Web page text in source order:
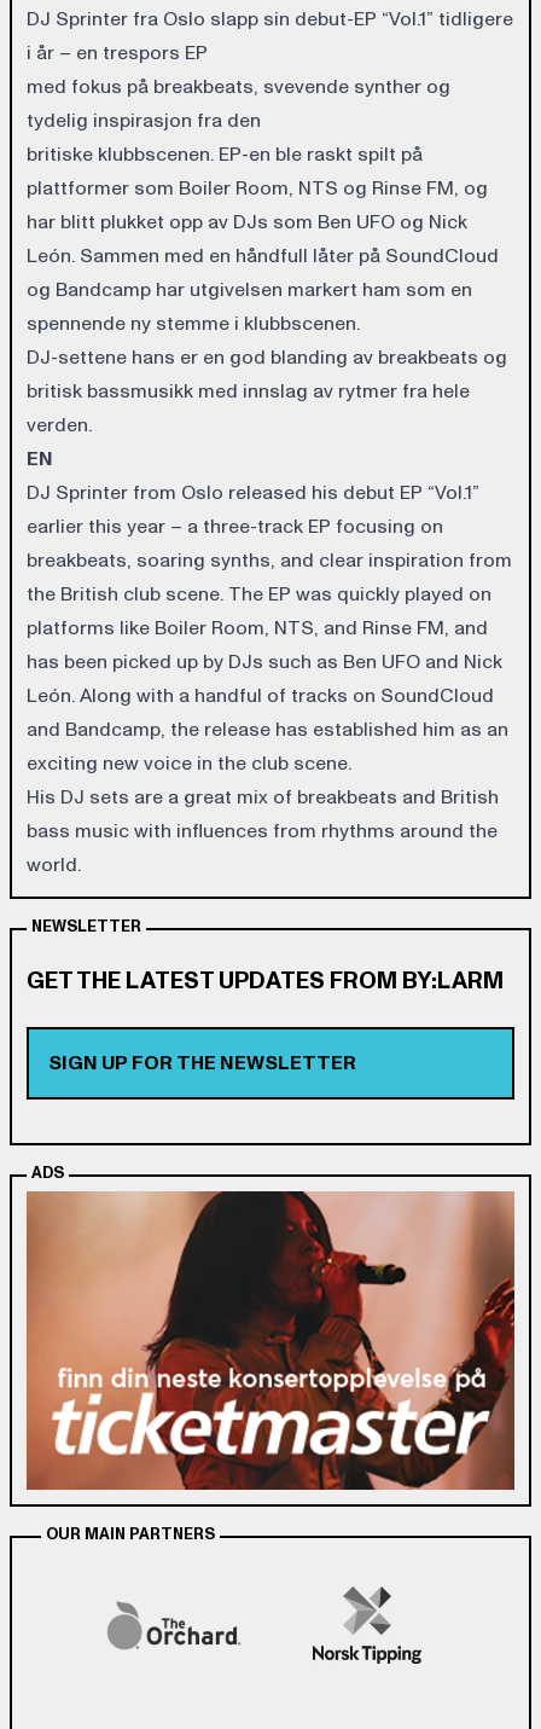
DJ Sprinter fra Oslo slapp sin debut-EP “Vol.1” tidligere
i år – en trespors EP
med fokus på breakbeats, svevende synther og
tydelig inspirasjon fra den
britiske klubbscenen. EP-en ble raskt spilt på
plattformer som Boiler Room, NTS og Rinse FM, og
har blitt plukket opp av DJs som Ben UFO og Nick
León. Sammen med en håndfull låter på SoundCloud
og Bandcamp har utgivelsen markert ham som en
spennende ny stemme i klubbscenen.
DJ-settene hans er en god blanding av breakbeats og
britisk bassmusikk med innslag av rytmer fra hele
verden.
EN
DJ Sprinter from Oslo released his debut EP “Vol.1”
earlier this year – a three-track EP focusing on
breakbeats, soaring synths, and clear inspiration from
the British club scene. The EP was quickly played on
platforms like Boiler Room, NTS, and Rinse FM, and
has been picked up by DJs such as Ben UFO and Nick
León. Along with a handful of tracks on SoundCloud
and Bandcamp, the release has established him as an
exciting new voice in the club scene.
His DJ sets are a great mix of breakbeats and British
bass music with influences from rhythms around the
world.
NEWSLETTER
GET THE LATEST UPDATES FROM BY:LARM
SIGN UP FOR THE NEWSLETTER
ADS
OUR MAIN PARTNERS